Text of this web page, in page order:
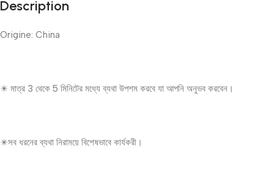
Description
Origine: China
✴️ মাত্র 3 থেকে 5 মিনিটের মধ্যে ব্যথা উপশম করবে যা আপনি অনুভব করবেন।
✴️সব ধরনের ব্যথা নিরাময়ে বিশেষভাবে কার্যকরী।